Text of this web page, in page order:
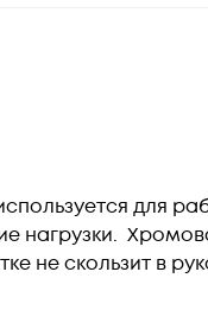
для
нагрузки.
не скользит в